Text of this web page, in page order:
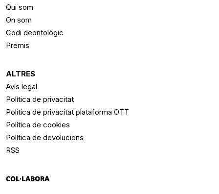
Qui som
On som
Codi deontològic
Premis
ALTRES
Avís legal
Política de privacitat
Política de privacitat plataforma OTT
Política de cookies
Política de devolucions
RSS
COL·LABORA